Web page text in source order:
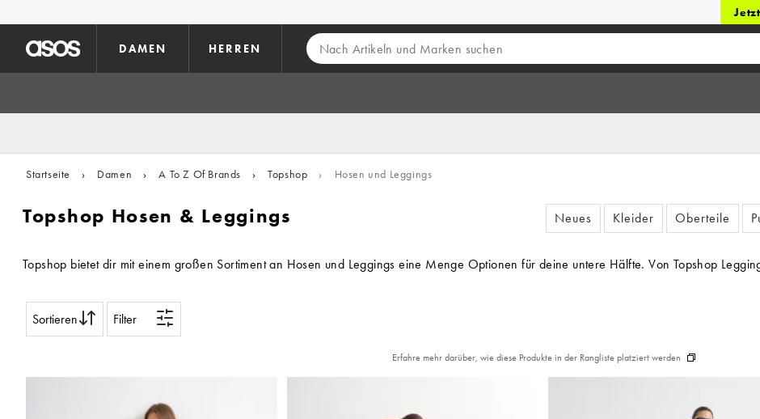
DAMEN HERREN
Startseite › Damen › A To Z Of Brands › Topshop › Hosen und Leggings
Topshop Hosen & Leggings Neues Kleider Oberteile
Topshop bietet dir mit einem großen Sortiment an Hosen und Leggings eine Menge Optionen für deine untere Hälfte. Von Topshop
Sortieren Filter
Erfahre mehr darüber, wie diese Produkte in der Rangliste platziert werden